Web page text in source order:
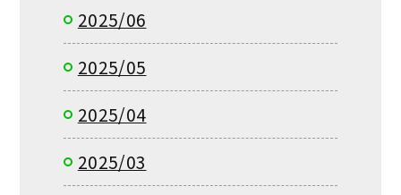
2025/06
2025/05
2025/04
2025/03